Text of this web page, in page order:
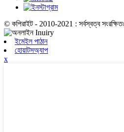
© কপিরাইট - 2010-2021 : সর্বস্বত্ব সংরক্ষিত৷
ইমেইল পাঠান
হোয়াটসঅ্যাপ
x